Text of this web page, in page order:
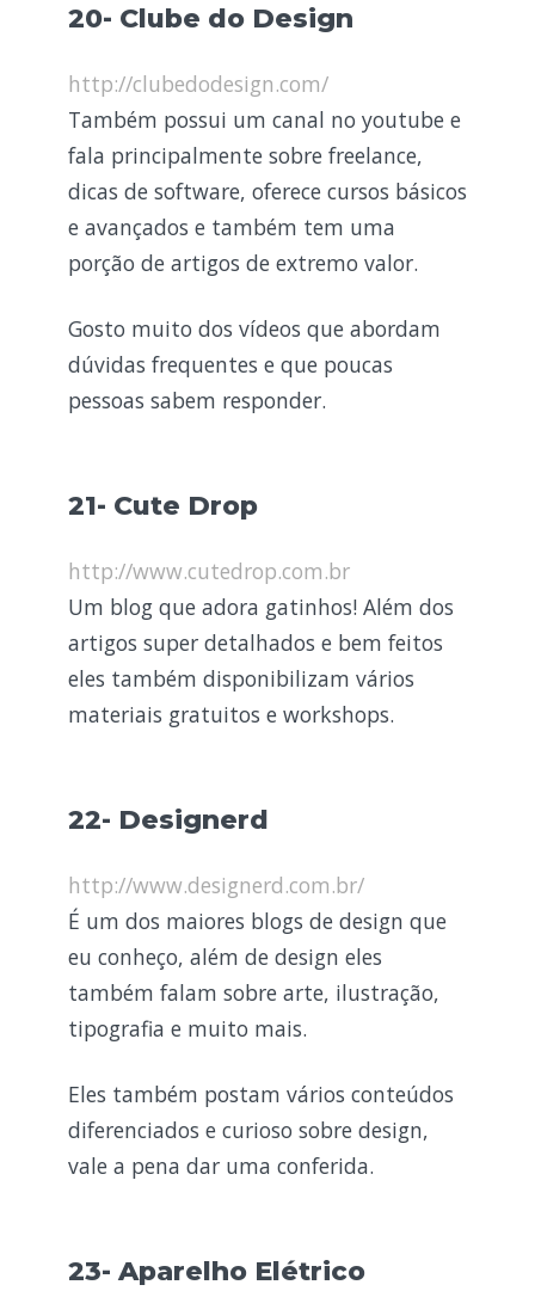
20- Clube do Design
http://clubedodesign.com/
Também possui um canal no youtube e
fala principalmente sobre freelance,
dicas de software, oferece cursos básicos
e avançados e também tem uma
porção de artigos de extremo valor.
Gosto muito dos vídeos que abordam
dúvidas frequentes e que poucas
pessoas sabem responder.
21- Cute Drop
http://www.cutedrop.com.br
Um blog que adora gatinhos! Além dos
artigos super detalhados e bem feitos
eles também disponibilizam vários
materiais gratuitos e workshops.
22- Designerd
http://www.designerd.com.br/
É um dos maiores blogs de design que
eu conheço, além de design eles
também falam sobre arte, ilustração,
tipografia e muito mais.
Eles também postam vários conteúdos
diferenciados e curioso sobre design,
vale a pena dar uma conferida.
23- Aparelho Elétrico